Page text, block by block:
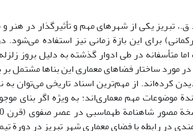
تبریز یکی از شهرهای مهم و تأثیرگذار در هنر
برای این بازة زمانی نیز استفاده
متأسفانه در طی ادوار گذشته به دلیل بروز
ساختار فضاهای معماری این بناها مشتمل بر
کرده‌اند. از مهم‌ترین اسناد تاریخی می‌توان
موضوعات مهم معماری‌اند؛ به ویژه اگر بنای